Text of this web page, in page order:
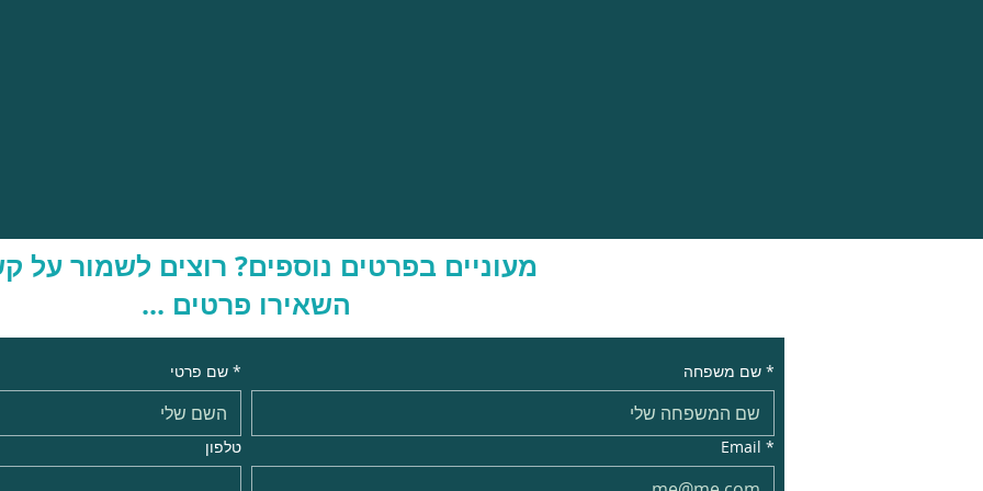
מעוניים בפרטים נוספים? רוצים לשמור על
השאירו פרטים ...
* שם משפחה * שם פרטי
*
Email טלפון